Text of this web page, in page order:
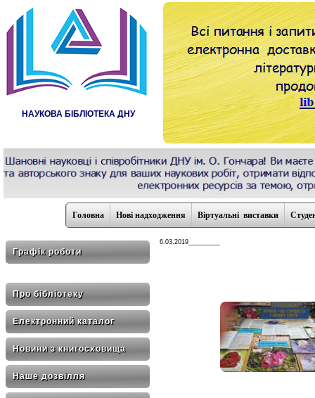
НАУКОВА БІБЛІОТЕКА ДНУ
Головна Нові надходження Віртуальні виставки
Графік роботи
Про бібліотеку
Електронний каталог
Новини з книгосховища
Наше дозвілля
6.03.2019_________